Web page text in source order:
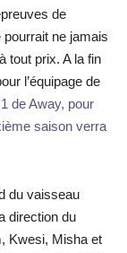
de
pourrait ne jamais
tout prix. A la fin
l’équipage de
de Away, pour
saison verra
du vaisseau
direction du
Kwesi, Misha et